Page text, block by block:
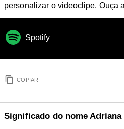
personalizar o videoclipe. Ouça
Spotify
COPIAR
Significado do nome Adriana